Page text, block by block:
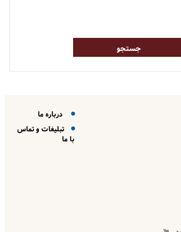
درباره ما
تبلیغات و تماس
با ما